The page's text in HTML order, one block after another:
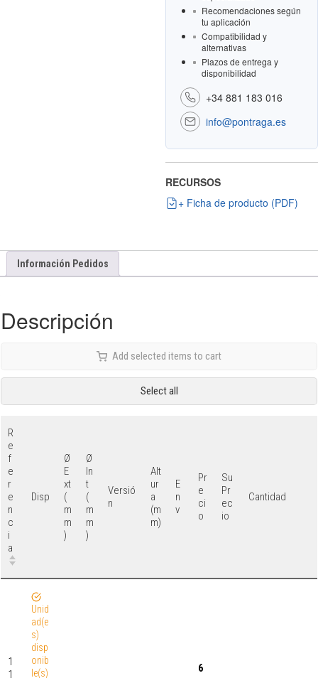
Recomendaciones según
tu aplicación
Compatibilidad y
alternativas
Plazos de entrega y
disponibilidad
+34 881 183 016
info@pontraga.es
RECURSOS
+ Ficha de producto (PDF)
Información Pedidos
Descripción
Add selected items to cart
Select all
R
e
f
e
r
e
n
c
i
a
Disp
Ø
E
xt
(
m
m
)
Ø
In
t
(
m
m
)
Versió
n
Alt
ur
a
(m
m)
E
n
v
Pr
e
ci
o
Su
Pr
ec
io
Cantidad
1
1
Unid
ad(e
s)
disp
onib
le(s)
6